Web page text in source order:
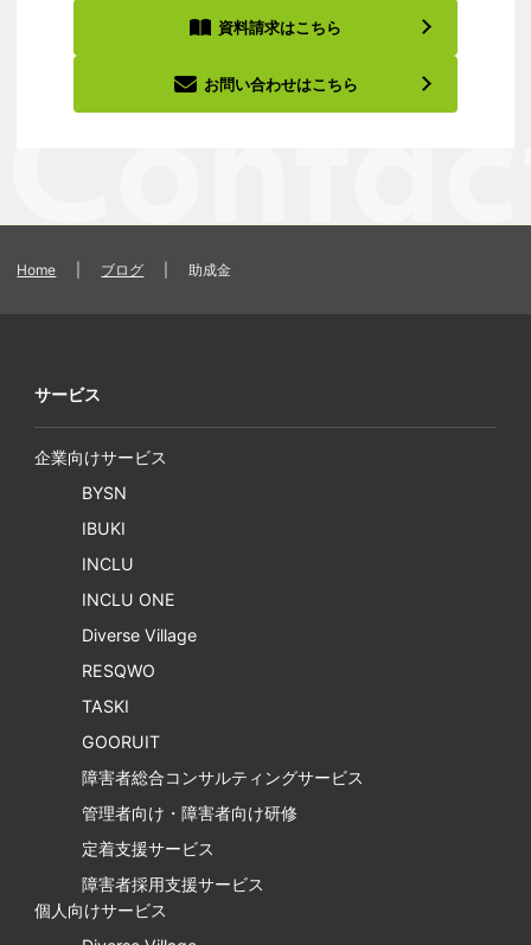
資料請求はこちら
お問い合わせはこちら
Home ブログ 助成金
サービス
企業向けサービス
BYSN
IBUKI
INCLU
INCLU ONE
Diverse Village
RESQWO
TASKI
GOORUIT
障害者総合コンサルティングサービス
管理者向け・障害者向け研修
定着支援サービス
障害者採用支援サービス
個人向けサービス